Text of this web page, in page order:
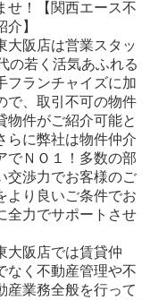
せ！【関西エース不
】
大阪店は営業スタッ
の若く活気あふれる
フランチャイズに加
で、取引不可の物件
物件がご紹介可能と
らに弊社は物件仲介
でＮＯ１！多数の部
交渉力でお客様のご
より良いご条件でお
全力でサポートさせ
大阪店では賃貸仲
なく不動産管理や不
産業務全般を行って